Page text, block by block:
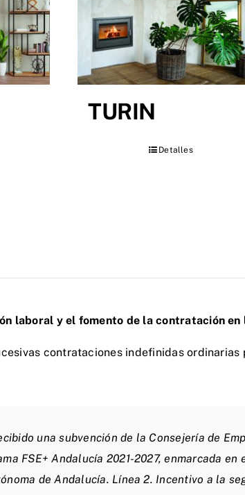
TURIN
Detalles
laboral y el fomento de la contratación
contrataciones indefinidas
una subvención de la Consejería de
FSE+ Andalucía 2021-2027, enmarcada
de Andalucía. Línea 2. Incentivo a la